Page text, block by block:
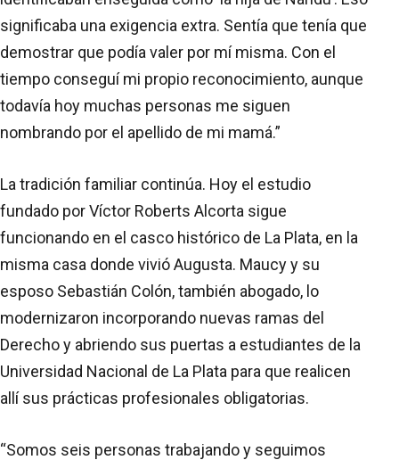
significaba una exigencia extra. Sentía que tenía que
demostrar que podía valer por mí misma. Con el
tiempo conseguí mi propio reconocimiento, aunque
todavía hoy muchas personas me siguen
nombrando por el apellido de mi mamá.”
La tradición familiar continúa. Hoy el estudio
fundado por Víctor Roberts Alcorta sigue
funcionando en el casco histórico de La Plata, en la
misma casa donde vivió Augusta. Maucy y su
esposo Sebastián Colón, también abogado, lo
modernizaron incorporando nuevas ramas del
Derecho y abriendo sus puertas a estudiantes de la
Universidad Nacional de La Plata para que realicen
allí sus prácticas profesionales obligatorias.
“Somos seis personas trabajando y seguimos